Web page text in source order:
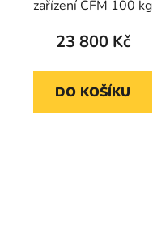
zařízení CFM 100 kg
23 800 Kč
DO KOŠÍKU